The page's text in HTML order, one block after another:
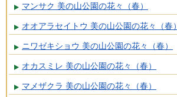
マンサク 美の山公園の花々（春）
オオアラセイトウ 美の山公園の花々（春）
ニワゼキショウ 美の山公園の花々（春）
オカスミレ 美の山公園の花々（春）
マメザクラ 美の山公園の花々（春）